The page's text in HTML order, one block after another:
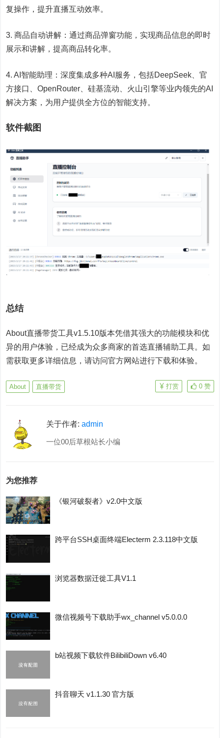
复操作，提升直播互动效率。
3. 商品自动讲解：通过商品弹窗功能，实现商品信息的即时
展示和讲解，提高商品转化率。
4. AI智能助理：深度集成多种AI服务，包括DeepSeek、官
方接口、OpenRouter、硅基流动、火山引擎等业内领先的AI
解决方案，为用户提供全方位的智能支持。
软件截图
总结
About直播带货工具v1.5.10版本凭借其强大的功能模块和优
异的用户体验，已经成为众多商家的首选直播辅助工具。如
需获取更多详细信息，请访问官方网站进行下载和体验。
About 直播带货 0 赞
打赏
关于作者:admin
一位00后草根站长小编
为您推荐
《银河破裂者》v2.0中文版
跨平台SSH桌面终端Electerm 2.3.118中文版
浏览器数据迁徙工具V1.1
微信视频号下载助手wx_channel v5.0.0.0
b站视频下载软件BilibiliDown v6.40
抖音聊天 v1.1.30 官方版